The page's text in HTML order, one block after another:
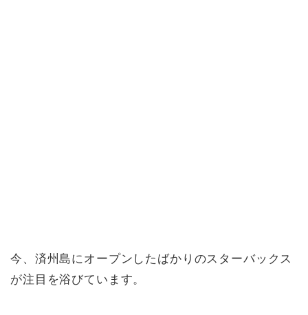
今、済州島にオープンしたばかりのスターバックス
が注目を浴びています。